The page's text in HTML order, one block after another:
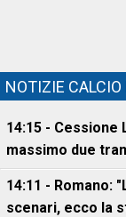
NOTIZIE CALCIO
14:15 - Cessione
massimo due
14:11 - Romano:
scenari, ecco la